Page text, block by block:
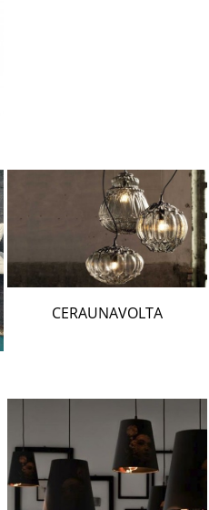
CERAUNAVOLTA